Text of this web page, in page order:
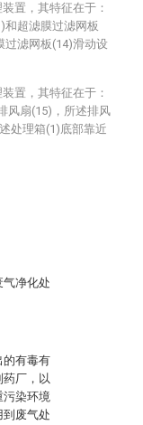
净化处
的有毒有
厂，以
污染环境
废气处
置，其特征在于：
和超滤膜过滤网板
过滤网板(14)滑动设
置，其特征在于：
风扇(15)，所述排风
处理箱(1)底部靠近